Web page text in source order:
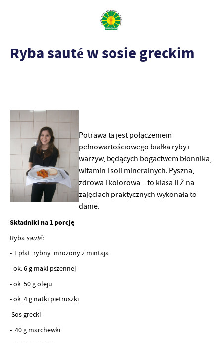
Ryba sauté w sosie greckim
Potrawa ta jest połączeniem
pełnowartościowego białka ryby i
warzyw, będących bogactwem błonnika,
witamin i soli mineralnych. Pyszna,
zdrowa i kolorowa – to klasa II Ż na
zajęciach praktycznych wykonała to
danie.
Składniki na 1 porcję
Ryba sauté:
- 1 płat rybny mrożony z mintaja
- ok. 6 g mąki pszennej
- ok. 50 g oleju
- ok. 4 g natki pietruszki
Sos grecki
- 40 g marchewki